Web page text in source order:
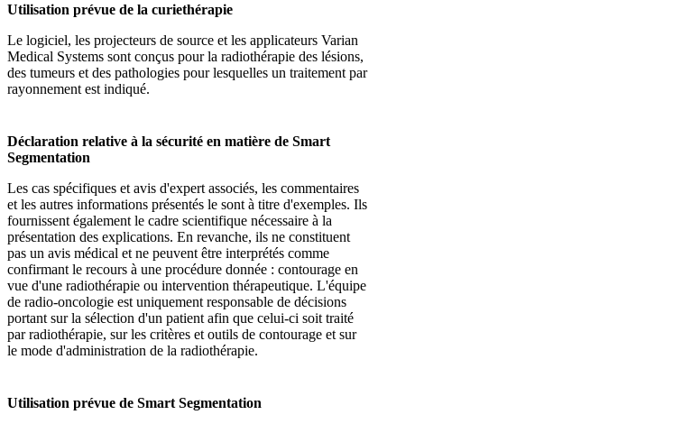
Utilisation prévue de la curiethérapie
Le logiciel, les projecteurs de source et les applicateurs Varian
Medical Systems sont conçus pour la radiothérapie des lésions,
des tumeurs et des pathologies pour lesquelles un traitement par
rayonnement est indiqué.
Déclaration relative à la sécurité en matière de Smart
Segmentation
Les cas spécifiques et avis d'expert associés, les commentaires
et les autres informations présentés le sont à titre d'exemples. Ils
fournissent également le cadre scientifique nécessaire à la
présentation des explications. En revanche, ils ne constituent
pas un avis médical et ne peuvent être interprétés comme
confirmant le recours à une procédure donnée : contourage en
vue d'une radiothérapie ou intervention thérapeutique. L'équipe
de radio-oncologie est uniquement responsable de décisions
portant sur la sélection d'un patient afin que celui-ci soit traité
par radiothérapie, sur les critères et outils de contourage et sur
le mode d'administration de la radiothérapie.
Utilisation prévue de Smart Segmentation